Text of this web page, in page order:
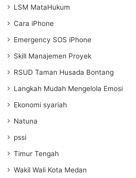
LSM MataHukum
Cara iPhone
Emergency SOS iPhone
Skill Manajemen Proyek
RSUD Taman Husada Bontang
Langkah Mudah Mengelola Emosi
Ekonomi syariah
Natuna
pssi
Timur Tengah
Wakil Wali Kota Medan